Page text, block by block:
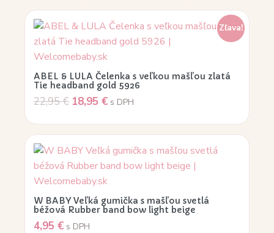
Zľava!
ABEL & LULA Čelenka s veľkou mašľou zlatá
Tie headband gold 5926
22,95€ 18,95 € s DPH
W BABY Veľká gumička s mašľou svetlá
béžová Rubber band bow light beige
4,95 € s DPH